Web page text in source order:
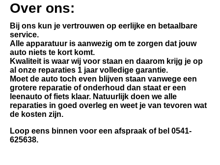
Over ons:
Bij ons kun je vertrouwen op eerlijke en betaalbare
service.
Alle apparatuur is aanwezig om te zorgen dat jouw
auto niets te kort komt.
Kwaliteit is waar wij voor staan en daarom krijg je op
al onze reparaties 1 jaar volledige garantie.
Moet de auto toch even blijven staan vanwege een
grotere reparatie of onderhoud dan staat er een
leenauto of fiets klaar. Natuurlijk doen we alle
reparaties in goed overleg en weet je van tevoren wat
de kosten zijn.
Loop eens binnen voor een afspraak of bel 0541-
625638.